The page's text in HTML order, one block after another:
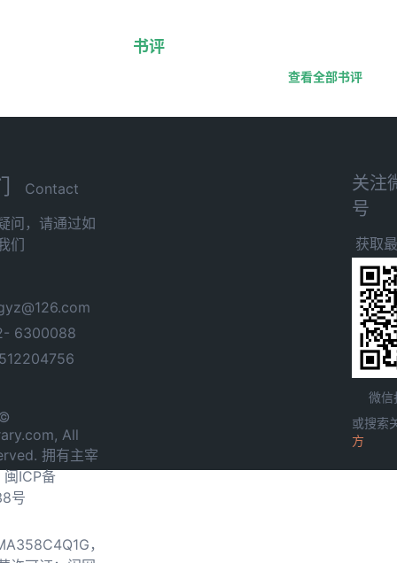
书评
查看全部书评
Contact
问，请通过如
们
6300088
All
拥有主宰
闽ICP备
号
，
关注
号
获取
微信
或搜索
方